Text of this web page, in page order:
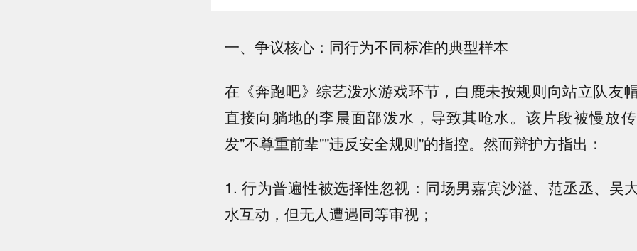
一、争议核心：同行为不同标准的典型样本
在《奔跑吧》综艺泼水游戏环节，白鹿未按规则向站立队友
直接向躺地的李晨面部泼水，导致其呛水。该片段被慢放
发"不尊重前辈""违反安全规则"的指控。然而辩护方指出：
1. 行为普遍性被选择性忽视：同场男嘉宾沙溢、范丞丞、吴
水互动，但无人遭遇同等审视；